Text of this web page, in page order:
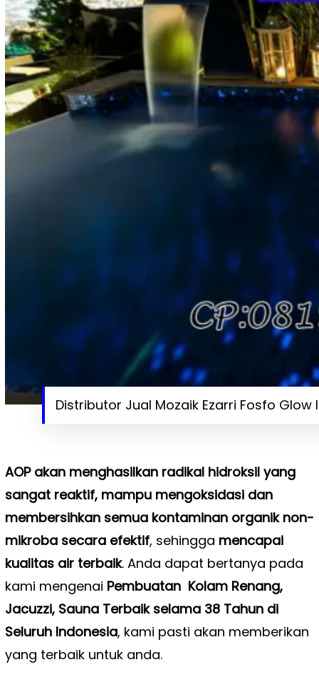
Distributor Jual Mozaik Ezarri Fosfo
AOP akan menghasilkan radikal hidroksil yang
sangat reaktif, mampu mengoksidasi dan
membersihkan semua kontaminan organik non-
mikroba secara efektif, sehingga mencapai
kualitas air terbaik. Anda dapat bertanya pada
kami mengenai Pembuatan Kolam Renang,
Jacuzzi, Sauna Terbaik selama 38 Tahun di
Seluruh Indonesia, kami pasti akan memberikan
yang terbaik untuk anda.